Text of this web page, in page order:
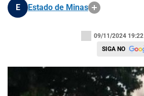
E Estado de Minas
09/11/2024 19:22
SIGA NO